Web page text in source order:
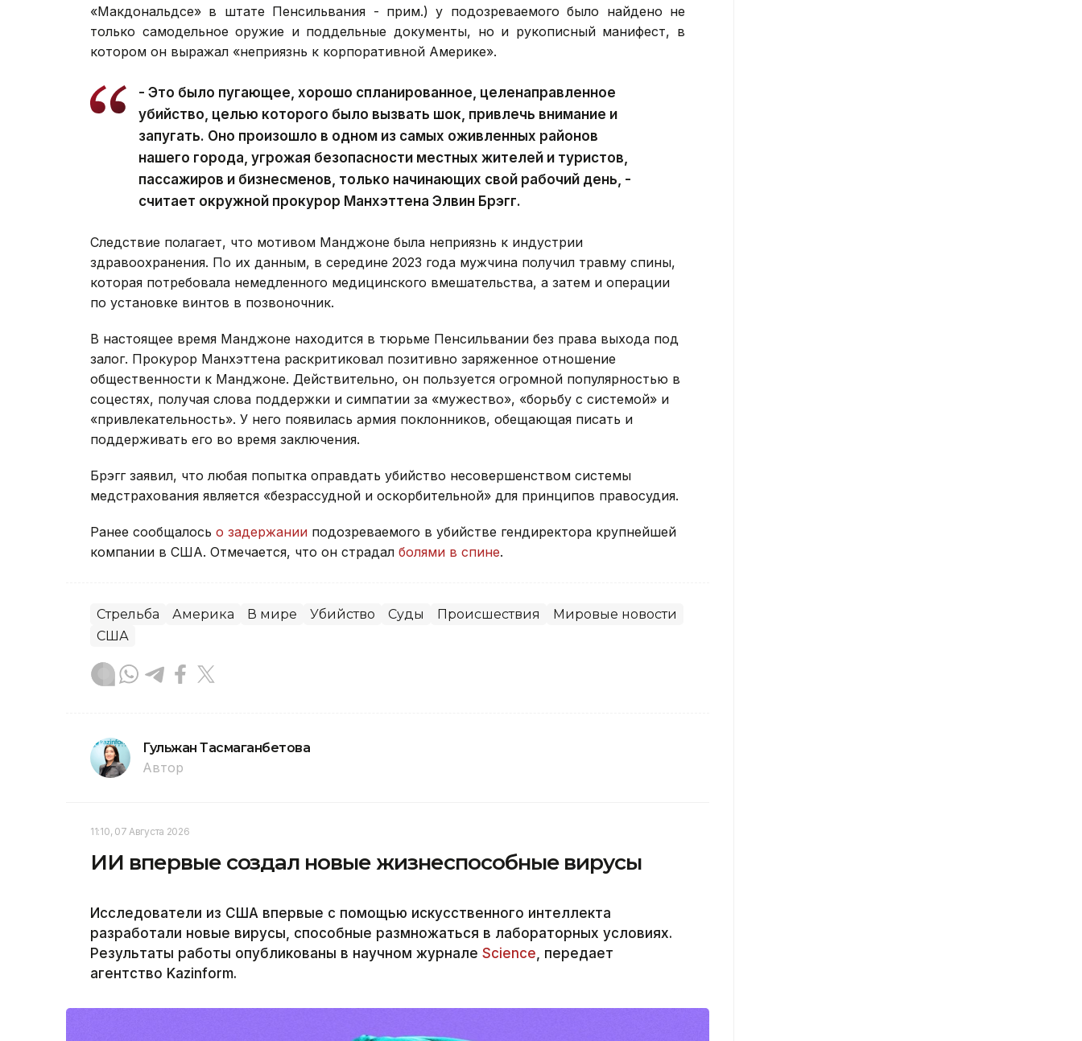
«Макдональдсе» в штате Пенсильвания - прим.) у подозреваемого было найдено не
только самодельное оружие и поддельные документы, но и рукописный манифест, в
котором он выражал «неприязнь к корпоративной Америке».
- Это было пугающее, хорошо спланированное, целенаправленное
убийство, целью которого было вызвать шок, привлечь внимание и
запугать. Оно произошло в одном из самых оживленных районов
нашего города, угрожая безопасности местных жителей и туристов,
пассажиров и бизнесменов, только начинающих свой рабочий день, -
считает окружной прокурор Манхэттена Элвин Брэгг.
Следствие полагает, что мотивом Манджоне была неприязнь к индустрии
здравоохранения. По их данным, в середине 2023 года мужчина получил травму спины,
которая потребовала немедленного медицинского вмешательства, а затем и операции
по установке винтов в позвоночник.
В настоящее время Манджоне находится в тюрьме Пенсильвании без права выхода под
залог. Прокурор Манхэттена раскритиковал позитивно заряженное отношение
общественности к Манджоне. Действительно, он пользуется огромной популярностью в
соцестях, получая слова поддержки и симпатии за «мужество», «борьбу с системой» и
«привлекательность». У него появилась армия поклонников, обещающая писать и
поддерживать его во время заключения.
Брэгг заявил, что любая попытка оправдать убийство несовершенством системы
медстрахования является «безрассудной и оскорбительной» для принципов правосудия.
Ранее сообщалось о задержании подозреваемого в убийстве гендиректора крупнейшей
компании в США. Отмечается, что он страдал болями в спине.
Стрельба Америка В мире Убийство Суды Происшествия
Мировые новости
США
Гульжан Тасмаганбетова
Автор
11:10, 07 Августа 2026
ИИ впервые создал новые жизнеспособные вирусы
Исследователи из США впервые с помощью искусственного интеллекта
разработали новые вирусы, способные размножаться в лабораторных условиях.
Результаты работы опубликованы в научном журнале Science , передает
агентство Kazinform.